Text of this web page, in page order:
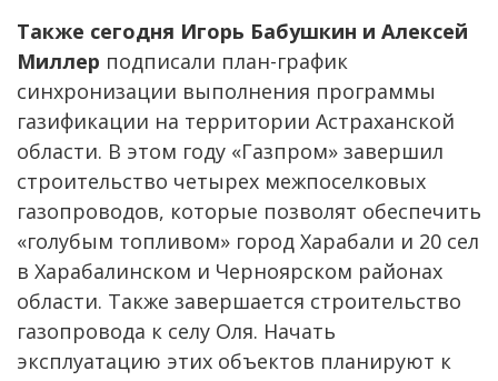
Также сегодня Игорь Бабушкин и Алексей
Миллер подписали план-график
синхронизации выполнения программы
газификации на территории Астраханской
области. В этом году «Газпром» завершил
строительство четырех межпоселковых
газопроводов, которые позволят обеспечить
«голубым топливом» город Харабали и 20 сел
в Харабалинском и Черноярском районах
области. Также завершается строительство
газопровода к селу Оля. Начать
эксплуатацию этих объектов планируют к